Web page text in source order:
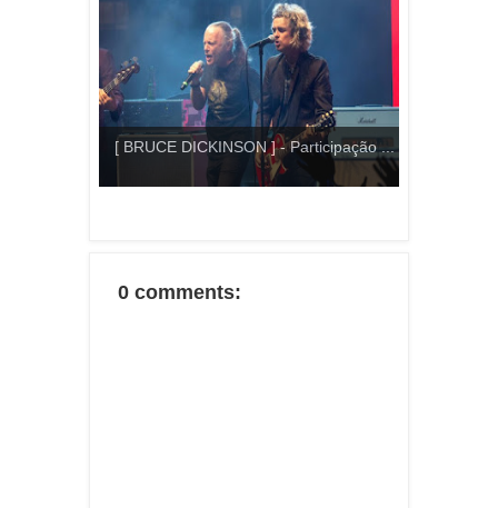
[ BRUCE DICKINSON ] - Participação ...
0 comments: